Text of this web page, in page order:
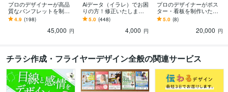
プロのデザイナーが高品
質なパンフレットを制作
します パンフレット、会
社案内、採用案内、カタ
ログでも対応可能です！
4.9 (198)
45,000 円
Aiデータ（イラレ）でお困
りの方！修正いたします
イラストレーターの簡単
なデータ修正承ります！
複数箇所可能！！
5.0 (448)
4,000 円
プロのデザイナーがポス
ター・看板を制作いたし
ます どんなポスター、看
板でも対応可能！修正無
5.0 (8)
20,000 円
チラシ作成・フライヤーデザイン全般の関連サービス